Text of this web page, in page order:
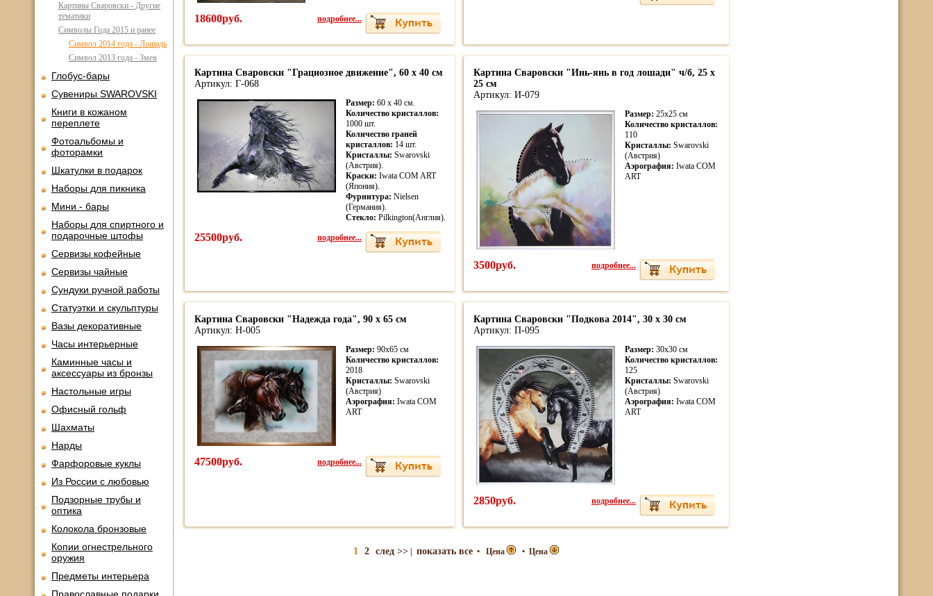
Картины Сваровски - Другие
тематики
Символы Года 2015 и ранее
Символ 2014 года - Лошадь
Символ 2013 года - Змея
Глобус-бары
Сувениры SWAROVSKI
Книги в кожаном
переплете
Фотоальбомы и
фоторамки
Шкатулки в подарок
Наборы для пикника
Мини - бары
Наборы для спиртного и
подарочные штофы
Сервизы кофейные
Сервизы чайные
Сундуки ручной работы
Статуэтки и скульптуры
Вазы декоративные
Часы интерьерные
Каминные часы и
аксессуары из бронзы
Настольные игры
Офисный гольф
Шахматы
Нарды
Фарфоровые куклы
Из России с любовью
Подзорные трубы и
оптика
Колокола бронзовые
Копии огнестрельного
оружия
Предметы интерьера
18600руб. подробнее...
Картина Сваровски "Грациозное движение", 60 х 40 см
Артикул: Г-068
Размер: 60 х 40 см.
Количество кристаллов:
1000 шт.
Количество граней
кристаллов: 14 шт.
Кристаллы: Swarovski
(Австрия).
Краски: Iwata COM ART
(Япония).
Фурнитура: Nielsen
(Германия).
Стекло: Pilkington(Англия).
25500руб. подробнее...
Картина Сваровски "Инь-янь в год лошади" ч/б, 25 х
25 см
Артикул: И-079
Размер: 25х25 см
Количество кристаллов:
110
Кристаллы: Swarovski
(Австрия)
Аэрография: Iwata COM
ART
3500руб. подробнее...
Картина Сваровски "Надежда года", 90 х 65 см
Артикул: Н-005
Размер: 90х65 см
Количество кристаллов:
2018
Кристаллы: Swarovski
(Австрия)
Аэрография: Iwata COM
ART
47500руб. подробнее...
Картина Сваровски "Подкова 2014", 30 х 30 см
Артикул: П-095
Размер: 30х30 см
Количество кристаллов:
125
Кристаллы: Swarovski
(Австрия)
Аэрография: Iwata COM
ART
2850руб. подробнее...
1 2 след >> показать все • Цена • Цена